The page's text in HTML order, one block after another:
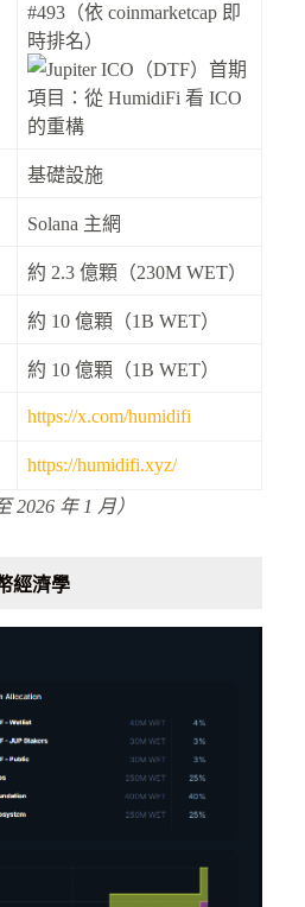
#493（依 coinmarketcap 即
時排名）
基礎設施
Solana 主網
約 2.3 億顆（230M WET）
約 10 億顆（1B WET）
約 10 億顆（1B WET）
https://x.com/humidifi
https://humidifi.xyz/
2026 年 1 月）
經濟學